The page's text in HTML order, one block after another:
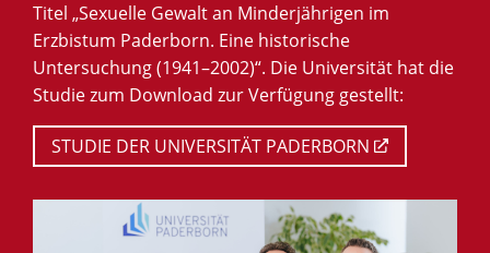
Titel „Sexuelle Gewalt an Minderjährigen im
Erzbistum Paderborn. Eine historische
Untersuchung (1941–2002)“. Die Universität hat die
Studie zum Download zur Verfügung gestellt:
STUDIE DER UNIVERSITÄT PADERBORN